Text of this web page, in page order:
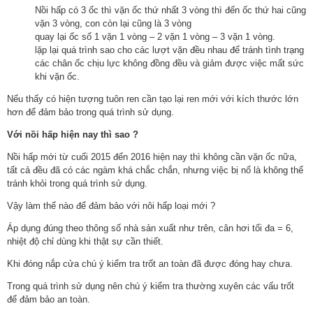
Nồi hấp có 3 ốc thì vặn ốc thứ nhất 3 vòng thì đến ốc thứ hai cũng
vặn 3 vòng, con còn lại cũng là 3 vòng
quay lại ốc số 1 vặn 1 vòng – 2 vặn 1 vòng – 3 vặn 1 vòng.
lặp lại quá trình sao cho các lượt vặn đều nhau để tránh tình trạng
các chân ốc chịu lực không đồng đều và giảm được việc mất sức
khi vặn ốc.
Nếu thấy có hiện tượng tuôn ren cần tạo lại ren mới với kích thước lớn
hơn để đảm bảo trong quá trình sử dụng.
Với nồi hấp hiện nay thì sao ?
Nồi hấp mới từ cuối 2015 đến 2016 hiện nay thì không cần vặn ốc nữa,
tất cả đều đã có các ngàm khá chắc chắn, nhưng việc bị nổ là không thể
tránh khỏi trong quá trình sử dụng.
Vậy làm thế nào để đảm bảo với nôi hấp loại mới ?
Áp dụng đúng theo thông số nhà sản xuất như trên, cân hơi tối đa = 6,
nhiệt độ chỉ dùng khi thật sự cần thiết.
Khi đóng nắp cửa chú ý kiểm tra trốt an toàn đã được đóng hay chưa.
Trong quá trình sử dụng nên chú ý kiểm tra thường xuyên các vấu trốt
để đảm bảo an toàn.